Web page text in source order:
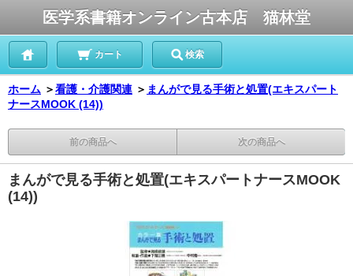
医学系書籍オンライン古本店 猫林堂
カート 検索
ホーム ＞看護・介護関連 ＞ まんがで見る手術と処置(エキスパート
ナースMOOK (14))
前の商品へ 次の商品へ
まんがで見る手術と処置(エキスパートナースMOOK
(14))